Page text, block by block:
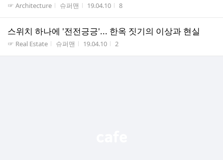
게시판명
☞ Architecture 작성자
슈퍼맨 작성시간
19.04.10 조회수
8
스위치 하나에 '전전긍긍'... 한옥 짓기의 이상과 현실
게시판명
☞ Real Estate 작성자
슈퍼맨 작성시간
19.04.10 조회수
2